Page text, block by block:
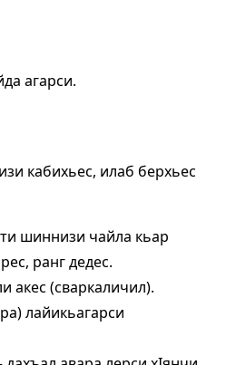
агарси.
кабихьес, илаб берхьес
шиннизи чайла кьар
ранг дедес.
акес (сваркаличил).
лайикьагарси